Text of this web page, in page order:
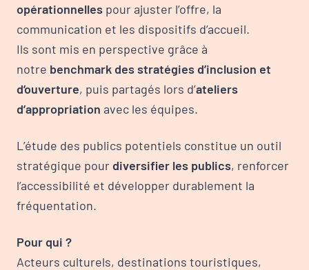
opérationnelles pour ajuster l’offre, la
communication et les dispositifs d’accueil.
Ils sont mis en perspective grâce à
notre benchmark des stratégies d’inclusion et
d’ouverture, puis partagés lors d’ateliers
d’appropriation avec les équipes.
L’étude des publics potentiels constitue un outil
stratégique pour diversifier les publics, renforcer
l’accessibilité et développer durablement la
fréquentation.
Pour qui ?
Acteurs culturels, destinations touristiques,